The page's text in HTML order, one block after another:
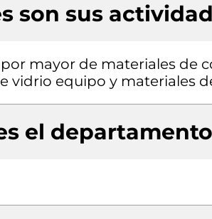
son sus
mayor de materiales de
vidrio equipo y materiales
el